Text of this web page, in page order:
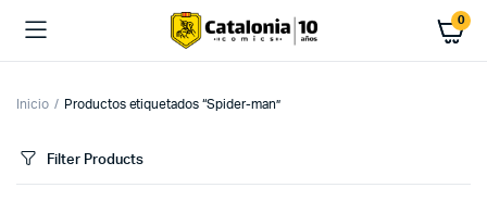
0
Inicio Productos etiquetados “Spider-man”
Filter Products